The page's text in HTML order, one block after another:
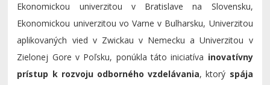
Ekonomickou univerzitou v Bratislave na Slovensku,
Ekonomickou univerzitou vo Varne v Bulharsku, Univerzitou
aplikovaných vied v Zwickau v Nemecku a Univerzitou v
Zielonej Gore v Poľsku, ponúkla táto iniciatíva inovatívny
prístup k rozvoju odborného vzdelávania, ktorý spája